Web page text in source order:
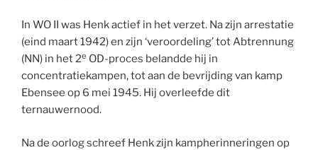
In WO II was Henk actief in het verzet. Na zijn arrestatie
(eind maart 1942) en zijn ‘veroordeling’ tot Abtrennung
(NN) in het 2e OD-proces belandde hij in
concentratiekampen, tot aan de bevrijding van kamp
Ebensee op 6 mei 1945. Hij overleefde dit
ternauwernood.
Na de oorlog schreef Henk zijn kampherinneringen op